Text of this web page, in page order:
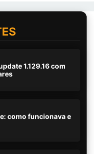
1.129.16 com
como funcionava e